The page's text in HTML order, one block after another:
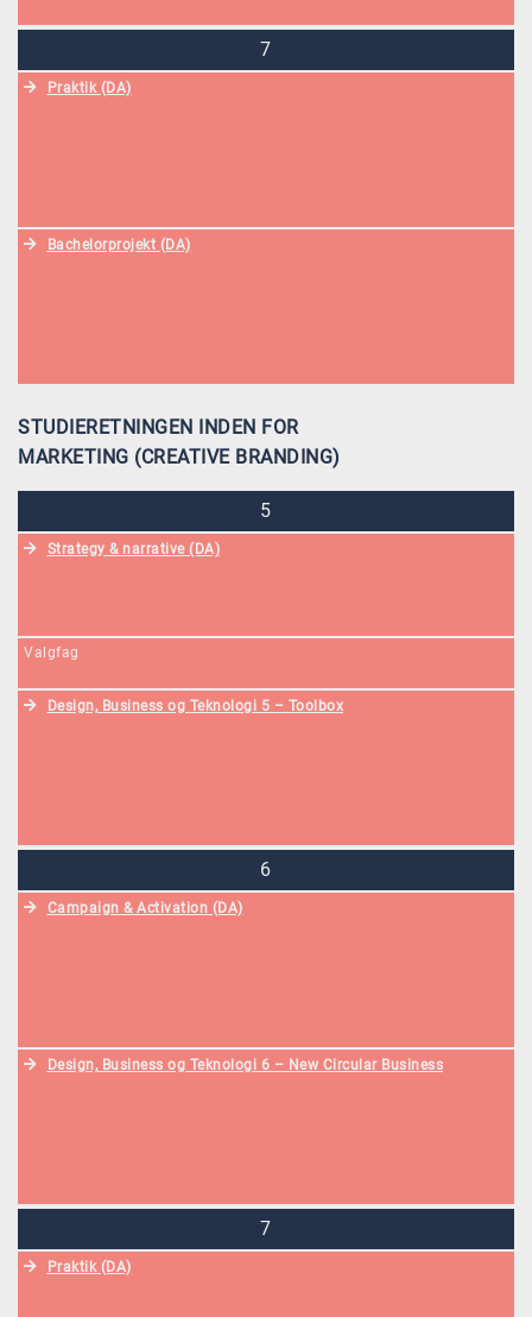
7
Praktik (DA)
Bachelorprojekt (DA)
STUDIERETNINGEN INDEN FOR
MARKETING (CREATIVE BRANDING)
5
Strategy & narrative (DA)
Valgfag
Design, Business og Teknologi 5 – Toolbox
6
Campaign & Activation (DA)
Design, Business og Teknologi 6 – New Circular Business
7
Praktik (DA)